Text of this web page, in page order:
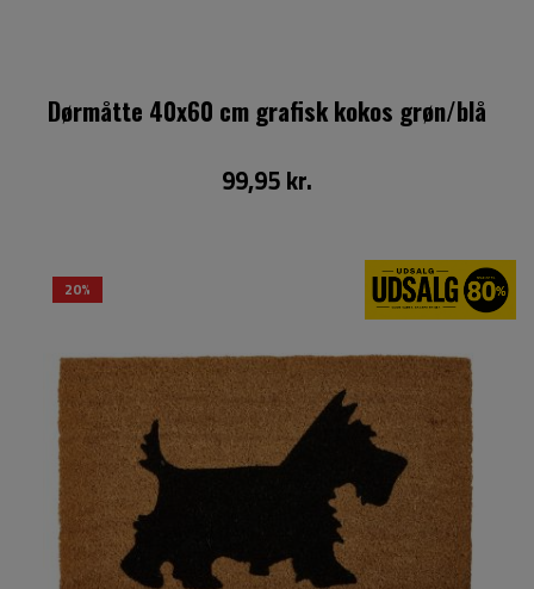
Dørmåtte 40x60 cm grafisk kokos grøn/blå
99,95 kr.
20%